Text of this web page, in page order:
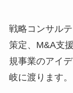
戦略コンサル
策定、M&A支
規事業のアイ
岐に渡ります。